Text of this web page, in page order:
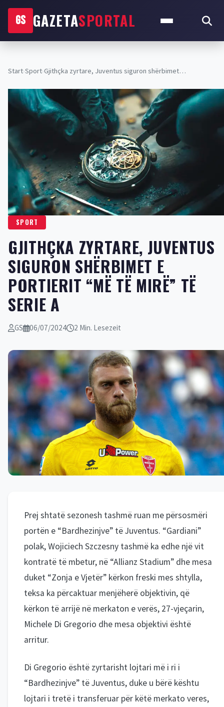
GS GAZETASPORTAL
Start›Sport›Gjithçka zyrtare, Juventus siguron shërbimet…
SPORT
GJITHÇKA ZYRTARE, JUVENTUS
SIGURON SHËRBIMET E
PORTIERIT “MË TË MIRË” TË
SERIE A
GS 06/07/2024 2 Min. Lesezeit
Prej shtatë sezonesh tashmë ruan me përsosmëri
portën e “Bardhezinjve” të Juventus. “Gardiani”
polak, Wojiciech Szczesny tashmë ka edhe një vit
kontratë të mbetur, në “Allianz Stadium” dhe mesa
duket “Zonja e Vjetër” kërkon freski mes shtylla,
teksa ka përcaktuar menjëherë objektivin, që
kërkon të arrijë në merkaton e verës, 27-vjeçarin,
Michele Di Gregorio dhe mesa objektivi është
arritur.
Di Gregorio është zyrtarisht lojtari më i ri i
“Bardhezinjve” të Juventus, duke u bërë kështu
lojtari i tretë i transferuar për këtë merkato veres,